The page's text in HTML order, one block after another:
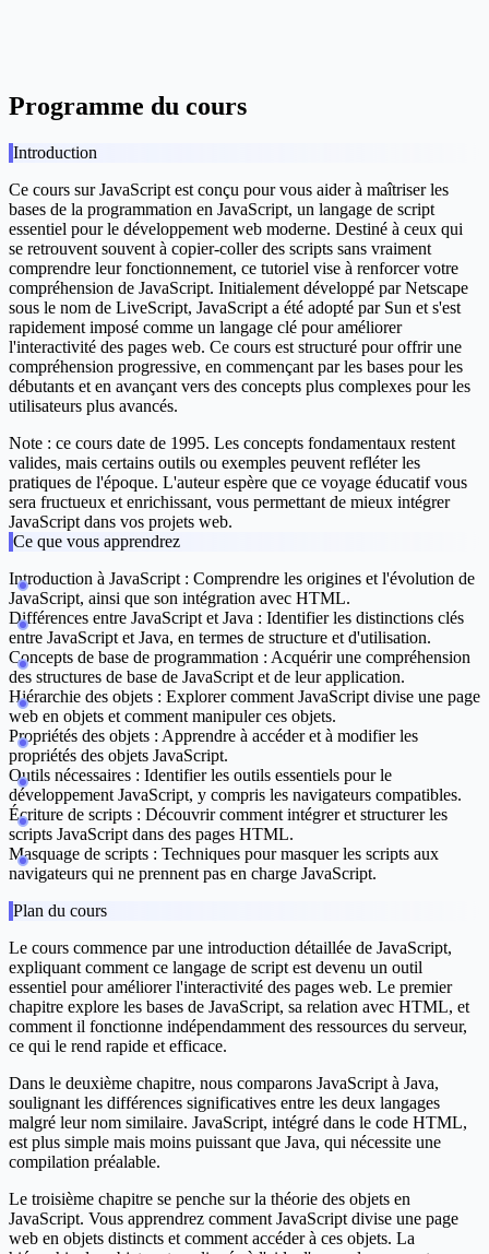
Programme du cours
Introduction
Ce cours sur JavaScript est conçu pour vous aider à maîtriser les
bases de la programmation en JavaScript, un langage de script
essentiel pour le développement web moderne. Destiné à ceux qui
se retrouvent souvent à copier-coller des scripts sans vraiment
comprendre leur fonctionnement, ce tutoriel vise à renforcer votre
compréhension de JavaScript. Initialement développé par Netscape
sous le nom de LiveScript, JavaScript a été adopté par Sun et s'est
rapidement imposé comme un langage clé pour améliorer
l'interactivité des pages web. Ce cours est structuré pour offrir une
compréhension progressive, en commençant par les bases pour les
débutants et en avançant vers des concepts plus complexes pour les
utilisateurs plus avancés.
Note : ce cours date de 1995. Les concepts fondamentaux restent
valides, mais certains outils ou exemples peuvent refléter les
pratiques de l'époque. L'auteur espère que ce voyage éducatif vous
sera fructueux et enrichissant, vous permettant de mieux intégrer
JavaScript dans vos projets web.
Ce que vous apprendrez
Introduction à JavaScript : Comprendre les origines et l'évolution de
JavaScript, ainsi que son intégration avec HTML.
Différences entre JavaScript et Java : Identifier les distinctions clés
entre JavaScript et Java, en termes de structure et d'utilisation.
Concepts de base de programmation : Acquérir une compréhension
des structures de base de JavaScript et de leur application.
Hiérarchie des objets : Explorer comment JavaScript divise une page
web en objets et comment manipuler ces objets.
Propriétés des objets : Apprendre à accéder et à modifier les
propriétés des objets JavaScript.
Outils nécessaires : Identifier les outils essentiels pour le
développement JavaScript, y compris les navigateurs compatibles.
Écriture de scripts : Découvrir comment intégrer et structurer les
scripts JavaScript dans des pages HTML.
Masquage de scripts : Techniques pour masquer les scripts aux
navigateurs qui ne prennent pas en charge JavaScript.
Plan du cours
Le cours commence par une introduction détaillée de JavaScript,
expliquant comment ce langage de script est devenu un outil
essentiel pour améliorer l'interactivité des pages web. Le premier
chapitre explore les bases de JavaScript, sa relation avec HTML, et
comment il fonctionne indépendamment des ressources du serveur,
ce qui le rend rapide et efficace.
Dans le deuxième chapitre, nous comparons JavaScript à Java,
soulignant les différences significatives entre les deux langages
malgré leur nom similaire. JavaScript, intégré dans le code HTML,
est plus simple mais moins puissant que Java, qui nécessite une
compilation préalable.
Le troisième chapitre se penche sur la théorie des objets en
JavaScript. Vous apprendrez comment JavaScript divise une page
web en objets distincts et comment accéder à ces objets. La